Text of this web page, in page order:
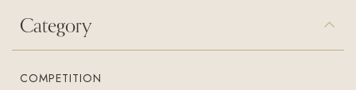
Category
COMPETITION